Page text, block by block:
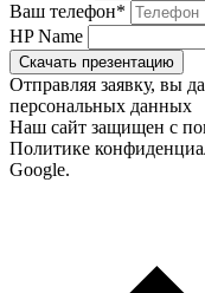
Ваш телефон*
HP Name
Скачать презентацию
Отправляя заявку, вы
персональных данных
Наш сайт защищен с
Политике
Google.